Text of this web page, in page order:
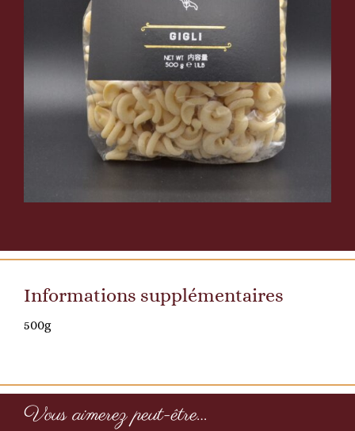
Informations supplémentaires
500g
Vous aimerez peut-être…